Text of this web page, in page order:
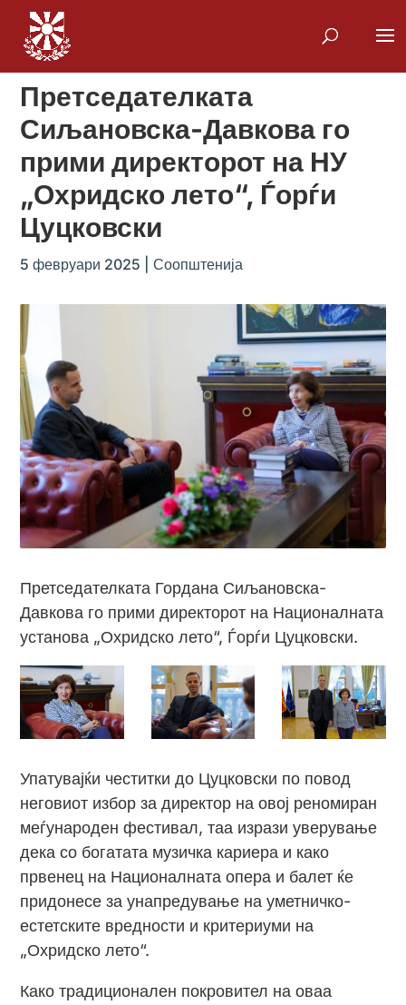
Претседателката
Сиљановска-Давкова го
прими директорот на НУ
„Охридско лето“, Ѓорѓи
Цуцковски
5 февруари 2025 |Соопштенија
Претседателката Гордана Сиљановска-
Давкова го прими директорот на Националната
установа „Охридско лето“, Ѓорѓи Цуцковски.
Упатувајќи честитки до Цуцковски по повод
неговиот избор за директор на овој реномиран
меѓународен фестивал, таа изрази уверување
дека со богатата музичка кариера и како
првенец на Националната опера и балет ќе
придонесе за унапредување на уметничко-
естетските вредности и критериуми на
„Охридско лето“.
Како традиционален покровител на оваа